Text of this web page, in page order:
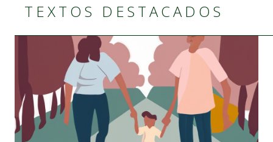
TEXTOS DESTACADOS